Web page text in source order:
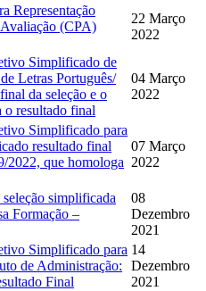
Representação
(CPA)
22 Março
2022
Simplificado de
Letras Português/
da seleção e o
o resultado final
04 Março
2022
Simplificado para
resultado final
2022, que homologa
07 Março
2022
simplificada
Formação –
08
Dezembro
2021
Simplificado para
de Administração:
Final
14
Dezembro
2021